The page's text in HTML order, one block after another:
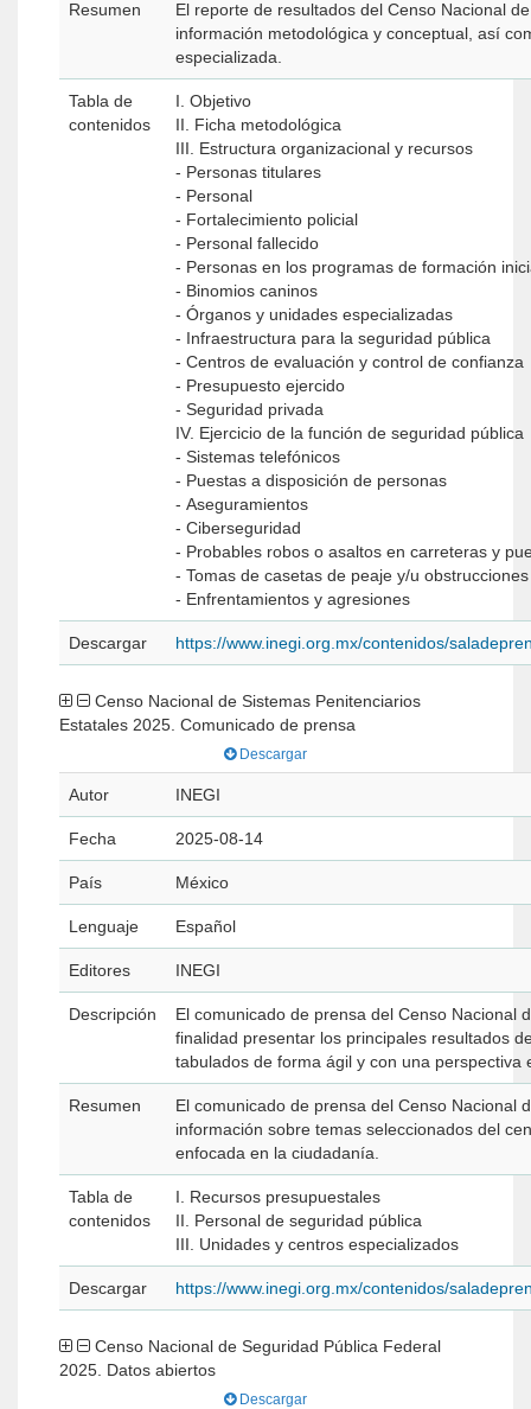
Resumen
El reporte de resultados del Censo Nacional
información metodológica y conceptual, así
especializada.
Tabla de
contenidos
I. Objetivo
II. Ficha metodológica
III. Estructura organizacional y recursos
- Personas titulares
- Personal
- Fortalecimiento policial
- Personal fallecido
- Personas en los programas de formación
- Binomios caninos
- Órganos y unidades especializadas
- Infraestructura para la seguridad pública
- Centros de evaluación y control de confianza
- Presupuesto ejercido
- Seguridad privada
IV. Ejercicio de la función de seguridad pública
- Sistemas telefónicos
- Puestas a disposición de personas
- Aseguramientos
- Ciberseguridad
- Probables robos o asaltos en carreteras y
- Tomas de casetas de peaje y/u
- Enfrentamientos y agresiones
Descargar https://www.inegi.org.mx/contenidos/
Estatales 2025. Comunicado de prensa
Descargar
Autor INEGI
Fecha 2025-08-14
País México
Lenguaje Español
Editores INEGI
Descripción
El comunicado de prensa del Censo Nacional
finalidad presentar los principales resultados
tabulados de forma ágil y con una perspectiva
Resumen
El comunicado de prensa del Censo Nacional
información sobre temas seleccionados del
enfocada en la ciudadanía.
Tabla de
contenidos
I. Recursos presupuestales
II. Personal de seguridad pública
III. Unidades y centros especializados
Descargar https://www.inegi.org.mx/contenidos/
2025. Datos abiertos
Descargar